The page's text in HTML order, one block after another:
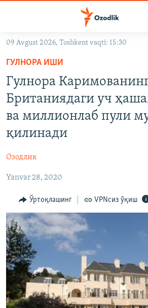
Асосий
навигацияга
ўтинг
Қидиришга
ўтинг
OZODARXIV
На русском
Озодлик бошқа тилларда
09 Avgust 2026, Toshkent vaqti: 15:30
ГУЛНОРА ИШИ
Гулнора
Британиядаги уч
ва миллионлаб пули
қилинaди
Озодлик
Yanvar 28, 2020
Ўртоқлашинг VPNсиз ўқиш